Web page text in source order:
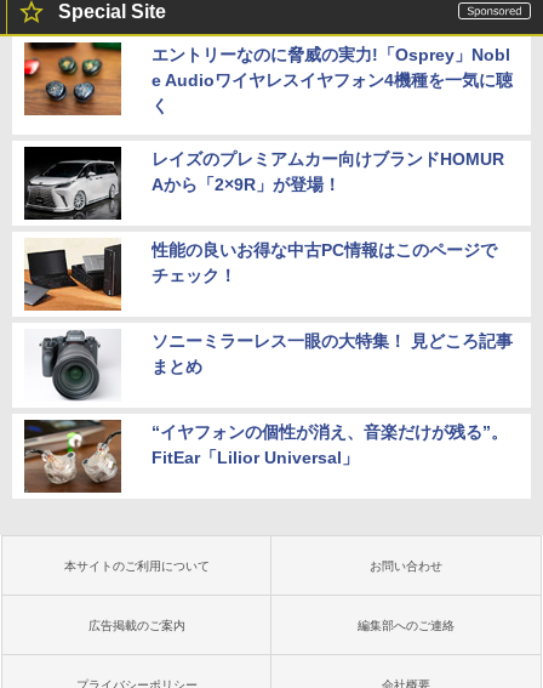
Special Site
エントリーなのに脅威の実力!「Osprey」Nobl
e Audioワイヤレスイヤフォン4機種を一気に聴
く
レイズのプレミアムカー向けブランドHOMUR
Aから「2×9R」が登場！
性能の良いお得な中古PC情報はこのページで
チェック！
ソニーミラーレス一眼の大特集！ 見どころ記事
まとめ
“イヤフォンの個性が消え、音楽だけが残る”。
FitEar「Lilior Universal」
本サイトのご利用について お問い合わせ
広告掲載のご案内 編集部へのご連絡
プライバシーポリシー 会社概要